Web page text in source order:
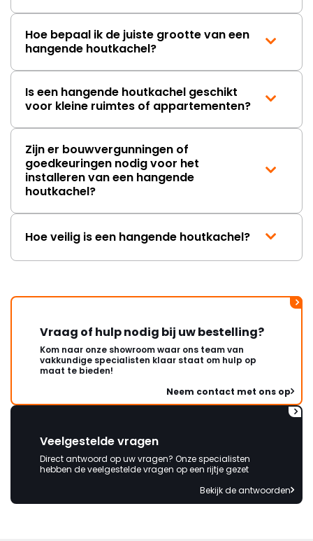
duurt
de
afhandeling
lang. Ik
dat dit
wordt
ik op
een
nieuwe,
achterwand
Hoe bepaal ik de juiste grootte van een
hangende houtkachel?
Is een hangende houtkachel geschikt
voor kleine ruimtes of appartementen?
Zijn er bouwvergunningen of
goedkeuringen nodig voor het
installeren van een hangende
houtkachel?
Hoe veilig is een hangende houtkachel?
Vraag of hulp nodig bij uw bestelling?
Kom naar onze showroom waar ons team van
vakkundige specialisten klaar staat om hulp op
maat te bieden!
Neem contact met ons op
Veelgestelde vragen
Direct antwoord op uw vragen? Onze specialisten
hebben de veelgestelde vragen op een rijtje gezet
Bekijk de antwoorden